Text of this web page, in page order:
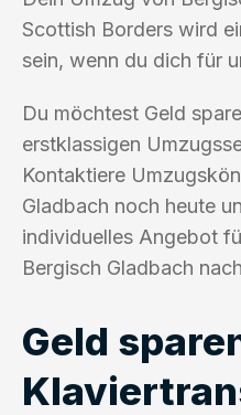
Scottish Borders wird
sein, wenn du dich für
Du möchtest Geld
erstklassigen
Kontaktiere
Gladbach noch heute
individuelles Angebot
Bergisch Gladbach
Geld